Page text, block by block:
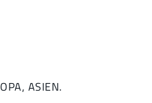
ASIEN.